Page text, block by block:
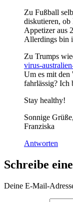
Zu Fußball
diskutieren, ob
Appetizer aus
Allerdings bin
Zu Trumps
virus-
Um es mit den
fahrlässig?
Stay healthy!
Sonnige Grüße,
Franziska
Antworten
Schreibe
Deine E-Mail-